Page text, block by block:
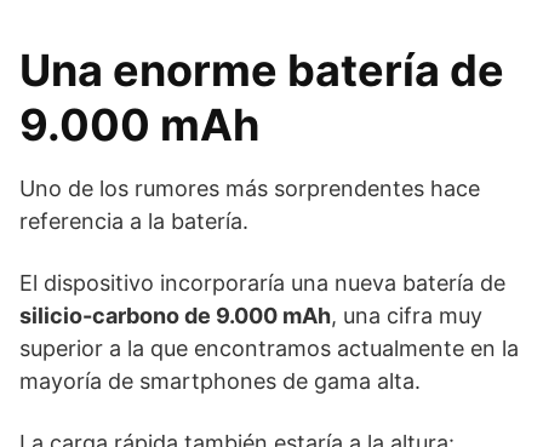
Una enorme batería de
9.000 mAh
Uno de los rumores más sorprendentes hace
referencia a la batería.
El dispositivo incorporaría una nueva batería de
silicio-carbono de 9.000 mAh, una cifra muy
superior a la que encontramos actualmente en la
mayoría de smartphones de gama alta.